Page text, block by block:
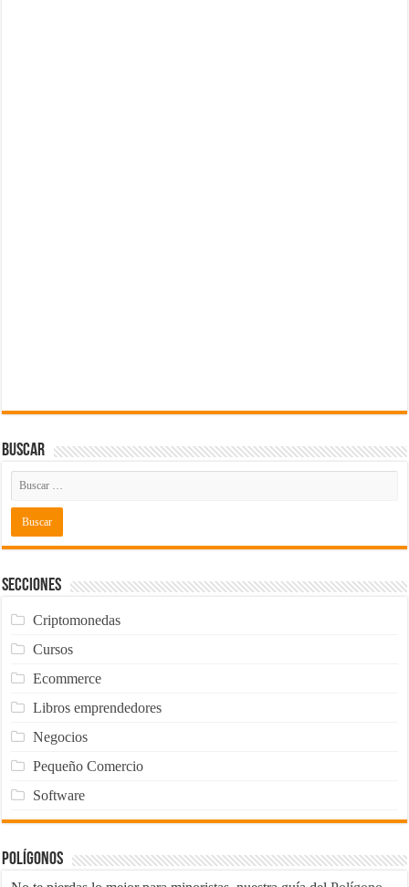
Buscar
Secciones
Criptomonedas
Cursos
Ecommerce
Libros emprendedores
Negocios
Pequeño Comercio
Software
Polígonos